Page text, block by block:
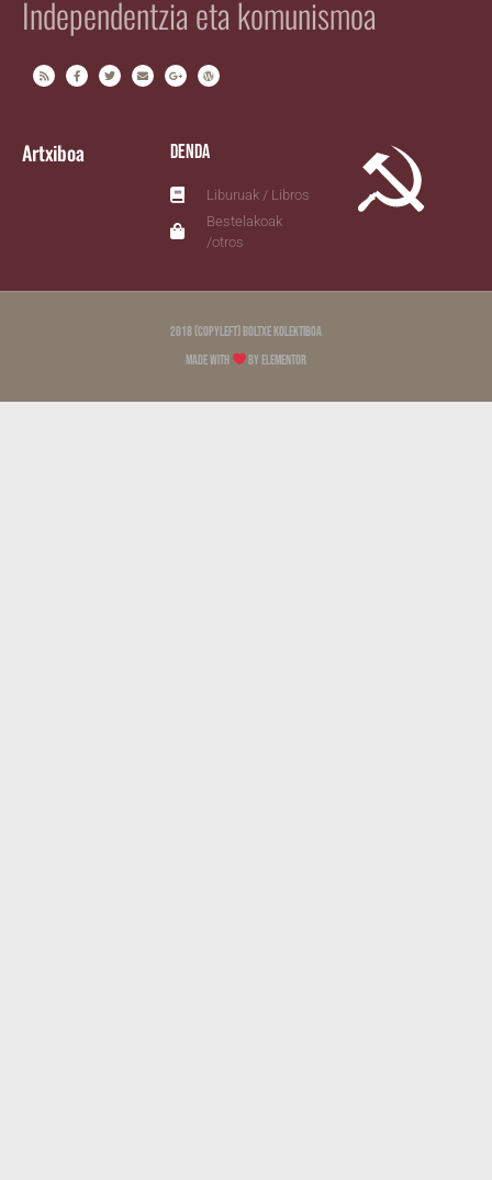
Independentzia eta komunismoa
Artxiboa Denda
Liburuak / Libros
Bestelakoak
/otros
2018 (copyleft) Boltxe Kolektiboa
Made with
by Elementor